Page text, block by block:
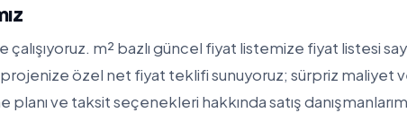
m² bazlı güncel fiyat listemize fiyat listesi
projenize özel net fiyat teklifi sunuyoruz; sürpriz maliyet
ve taksit seçenekleri hakkında satış